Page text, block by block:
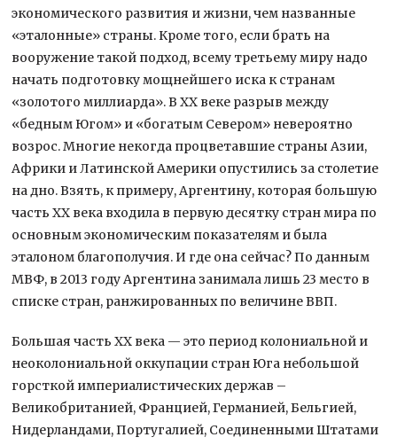
экономического развития и жизни, чем названные
«эталонные» страны. Кроме того, если брать на
вооружение такой подход, всему третьему миру надо
начать подготовку мощнейшего иска к странам
«золотого миллиарда». В ХХ веке разрыв между
«бедным Югом» и «богатым Севером» невероятно
возрос. Многие некогда процветавшие страны Азии,
Африки и Латинской Америки опустились за столетие
на дно. Взять, к примеру, Аргентину, которая большую
часть ХХ века входила в первую десятку стран мира по
основным экономическим показателям и была
эталоном благополучия. И где она сейчас? По данным
МВФ, в 2013 году Аргентина занимала лишь 23 место в
списке стран, ранжированных по величине ВВП.
Большая часть ХХ века — это период колониальной и
неоколониальной оккупации стран Юга небольшой
горсткой империалистических держав –
Великобританией, Францией, Германией, Бельгией,
Нидерландами, Португалией, Соединенными Штатами